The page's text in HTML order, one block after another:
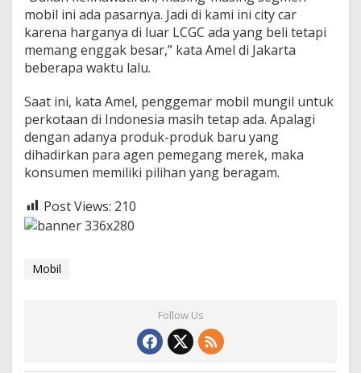
C
G
C
mobil ini ada pasarnya. Jadi di kami ini city car
karena harganya di luar LCGC ada yang beli tetapi
memang enggak besar,” kata Amel di Jakarta
beberapa waktu lalu.
Saat ini, kata Amel, penggemar mobil mungil untuk
perkotaan di Indonesia masih tetap ada. Apalagi
dengan adanya produk-produk baru yang
dihadirkan para agen pemegang merek, maka
konsumen memiliki pilihan yang beragam.
Post Views: 210
Mobil
Follow Us